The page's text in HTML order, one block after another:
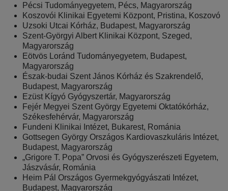
Pécsi Tudományegyetem, Pécs, Magyarország
Koszovói Klinikai Egyetemi Központ, Pristina, Koszovó
Uzsoki Utcai Kórház, Budapest, Magyarország
Szent-Györgyi Albert Klinikai Központ, Szeged,
Magyarország
Eötvös Loránd Tudományegyetem, Budapest,
Magyarország
Észak-budai Szent János Kórház és Szakrendelő,
Budapest, Magyarország
Ezüst Kígyó Gyógyszertár, Magyarország
Fejér Megyei Szent György Egyetemi Oktatókórház,
Székesfehérvár, Magyarország
Fundeni Klinikai Intézet, Bukarest, Románia
Gottsegen György Országos Kardiovaszkuláris Intézet,
Budapest, Magyarország
„Grigore T. Popa” Orvosi és Gyógyszerészeti Egyetem,
Jászvásár, Románia
Heim Pál Országos Gyermekgyógyászati Intézet,
Budapest, Magyarország